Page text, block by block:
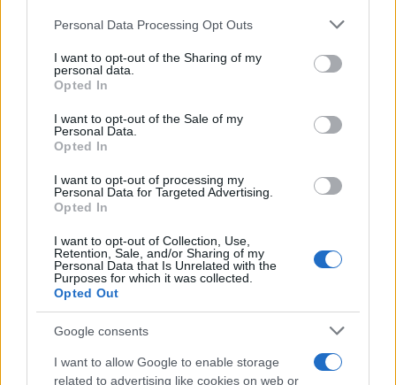
Please note that this website/app uses one or more Google
not limited to your visit or usage behaviour. You may click to
grant or deny consent to Google and its third-party tags to
use your data for below specified purposes in below Google
consent section.
Personal Data Processing Opt Outs
I want to opt-out of the Sharing of my
personal data.
Opted In
I want to opt-out of the Sale of my
Personal Data.
Opted In
I want to opt-out of processing my
Personal Data for Targeted Advertising.
Opted In
I want to opt-out of Collection, Use,
Retention, Sale, and/or Sharing of my
Personal Data that Is Unrelated with the
Purposes for which it was collected.
Opted Out
Google consents
I want to allow Google to enable storage
related to advertising like cookies on web or
hogy visszafordítsuk az
áradatát mind az Egyesült
Államokban, mind világszerte”.
A 2019-ben alapított CAM az
antiszemitizmus elleni küzdelem
hangadójaként tűnt fel. Tanácsadó
testületükben helyet foglal Natan Saranszkij,
a Zsidó Ügynökség korábbi elnöke, Joe
Liberman szenátor, Johnnie Moore tiszteletes,
Stuart Weinblatt konzervatív rabbi, Dr. Irwin
Cotler, Kanada holokausztoktatással és
antiszemitizmussal foglalkozó